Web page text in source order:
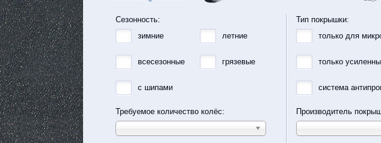
Сезонность:
зимние
летние
всесезонные грязевые
с шипами
Требуемое количество колёс:
Тип покрышки:
только для
только
система
Производитель